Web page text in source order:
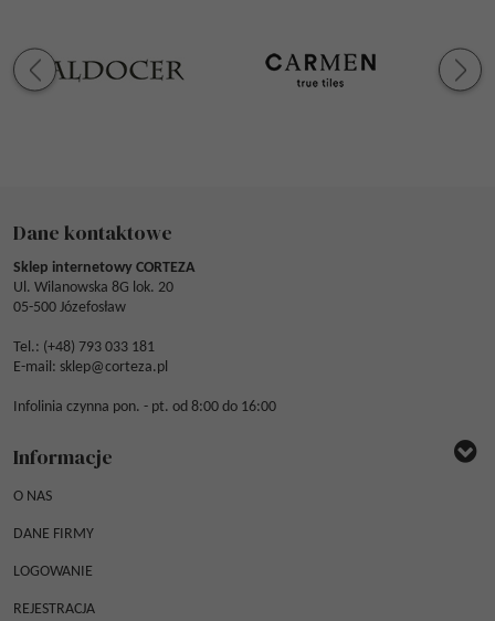
Dane kontaktowe
Sklep internetowy CORTEZA
Ul. Wilanowska 8G lok. 20
05-500 Józefosław
Tel.: (+48) 793 033 181
E-mail: sklep@corteza.pl
Infolinia czynna pon. - pt. od 8:00 do 16:00
Informacje
O NAS
DANE FIRMY
LOGOWANIE
REJESTRACJA